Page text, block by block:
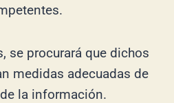
se procurará que dichos
medidas adecuadas de
la información.